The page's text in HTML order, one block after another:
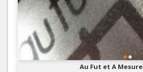
Au Fut et A Mesure